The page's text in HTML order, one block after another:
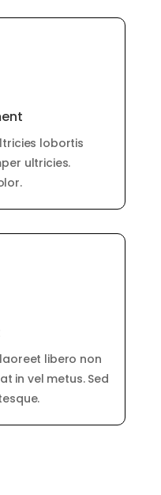
lobortis
ultricies.
libero non
in vel metus. Sed